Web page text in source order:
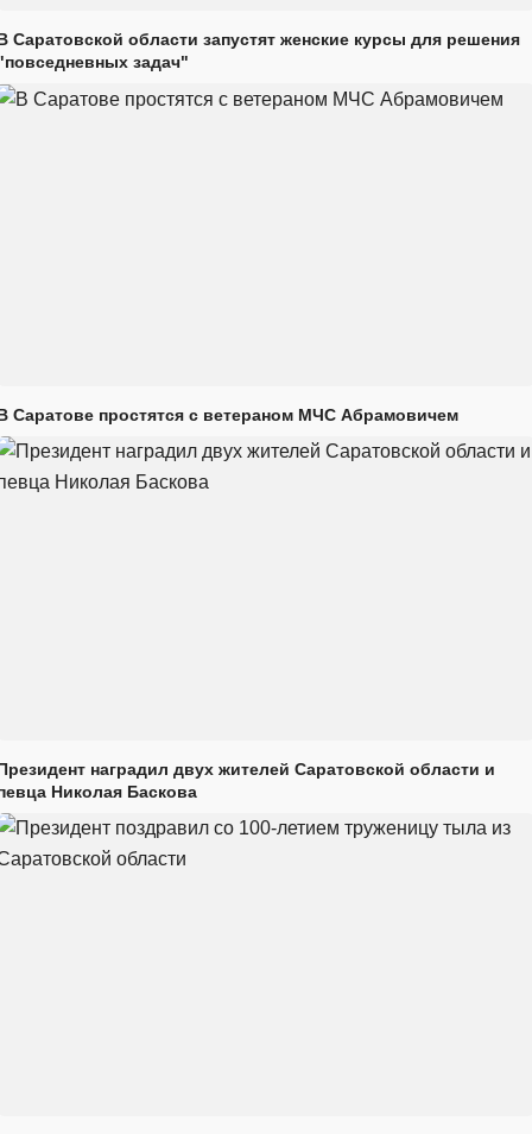
Саратовской области запустят женские курсы для решения
задач"
Саратове простятся с ветераном МЧС Абрамовичем
наградил двух жителей Саратовской области и
Николая Баскова